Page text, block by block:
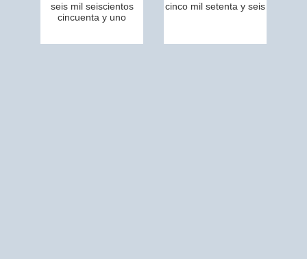
seis mil seiscientos
cincuenta y uno
cinco mil setenta y seis